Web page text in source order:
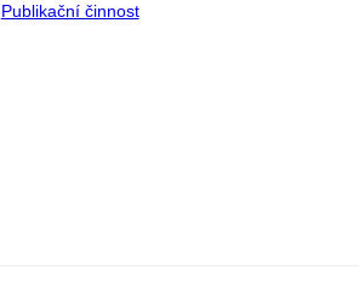
Publikační činnost